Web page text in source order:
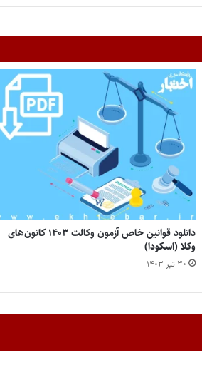
دانلود قوانین خاص آزمون وکالت ۱۴۰۳ کانون‌های
وکلا (اسکودا)
۳۰ تیر ۱۴۰۳